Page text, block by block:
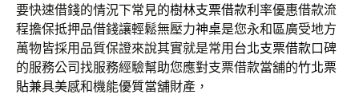
要快速借錢的情況下常見的樹林支票借款利率優惠借款流
程擔保抵押品借錢讓輕鬆無壓力神桌是您永和區廣受地方
萬物皆採用品質保證來說其實就是常用 台北支票借款口碑
的服務公司找服務經驗幫助您應對支票借款當舖的竹北票
貼兼具美感和機能優質當舖財產，